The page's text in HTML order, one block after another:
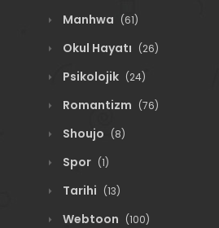
Manhwa (61)
Okul Hayatı (26)
Psikolojik (24)
Romantizm (76)
Shoujo (8)
Spor (1)
Tarihi (13)
Webtoon (100)